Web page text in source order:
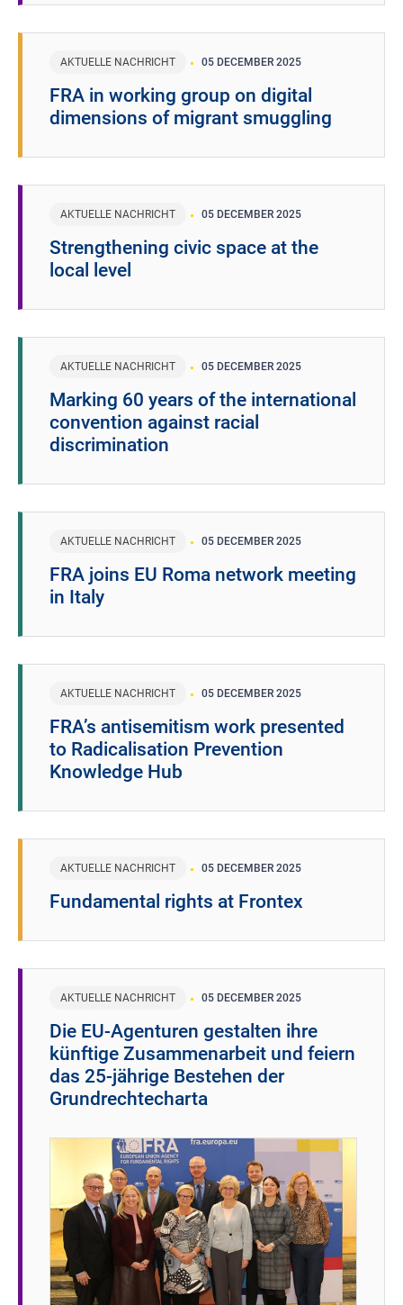
AKTUELLE NACHRICHT 05 DECEMBER 2025
FRA in working group on digital
dimensions of migrant smuggling
AKTUELLE NACHRICHT 05 DECEMBER 2025
Strengthening civic space at the
local level
AKTUELLE NACHRICHT 05 DECEMBER 2025
Marking 60 years of the international
convention against racial
discrimination
AKTUELLE NACHRICHT 05 DECEMBER 2025
FRA joins EU Roma network meeting
in Italy
AKTUELLE NACHRICHT 05 DECEMBER 2025
FRA’s antisemitism work presented
to Radicalisation Prevention
Knowledge Hub
AKTUELLE NACHRICHT 05 DECEMBER 2025
Fundamental rights at Frontex
AKTUELLE NACHRICHT 05 DECEMBER 2025
Die EU-Agenturen gestalten ihre
künftige Zusammenarbeit und feiern
das 25-jährige Bestehen der
Grundrechtecharta